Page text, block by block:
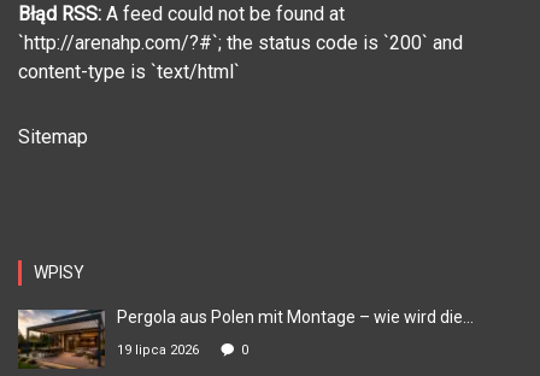
Błąd RSS: A feed could not be found at
`http://arenahp.com/?#`; the status code is `200` and
content-type is `text/html`
Sitemap
WPISY
Pergola aus Polen mit Montage – wie wird die...
19 lipca 2026 0